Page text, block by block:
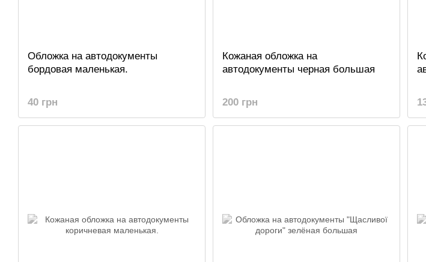
Обложка на автодокументы
бордовая маленькая.
40 грн
Кожаная обложка на
автодокументы черная большая
200 грн